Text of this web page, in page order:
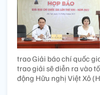
trao Giải báo chí quốc
trao giải sẽ diễn ra vào
động Hữu nghị Việt Xô